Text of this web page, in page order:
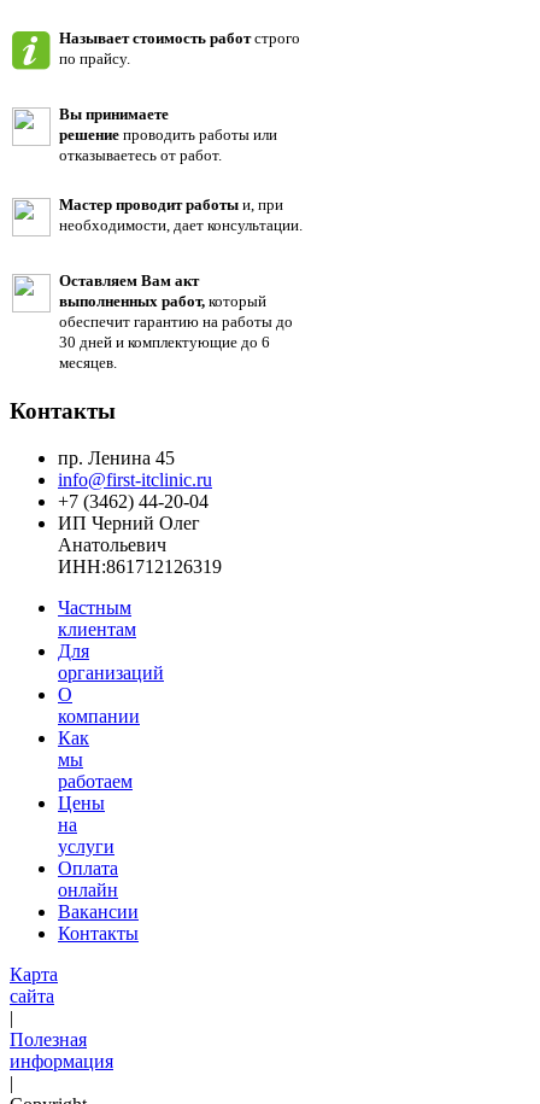
Называет стоимость работстрого
по прайсу.
Вы принимаете
решение проводить работы или
отказываетесь от работ.
Мастер проводит работы и, при
необходимости, дает консультации.
Оставляем Вам акт
выполненных работ, который
обеспечит гарантию на работы до
30 дней и комплектующие до 6
месяцев.
Контакты
пр. Ленина 45
info@first-itclinic.ru
+7 (3462) 44-20-04
ИП Черний Олег
Анатольевич
ИНН:861712126319
Частным
клиентам
Для
организаций
О
компании
Как
мы
работаем
Цены
на
услуги
Оплата
онлайн
Вакансии
Контакты
Карта
сайта
|
Полезная
информация
|